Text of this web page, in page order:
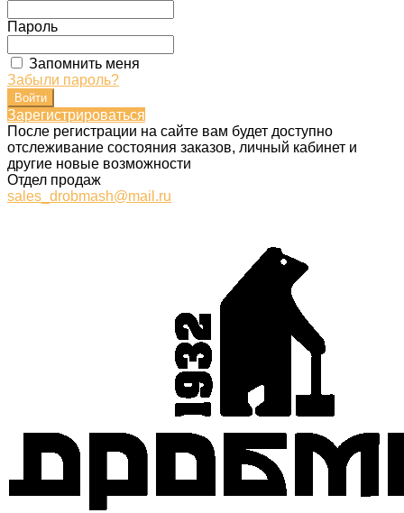
Пароль
Запомнить меня
Забыли пароль?
Зарегистрироваться
После регистрации на сайте вам будет доступно
отслеживание состояния заказов, личный кабинет и
другие новые возможности
Отдел продаж
sales_drobmash@mail.ru